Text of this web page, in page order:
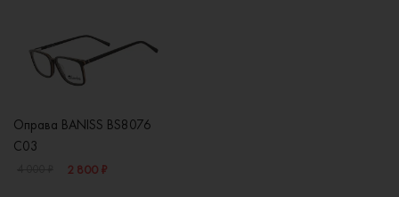
Оправа BANISS BS8076
C03
2 800 ₽